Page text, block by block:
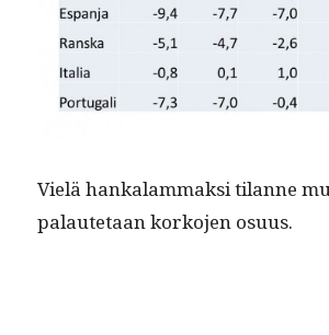
Vielä han­kalam­mak­si tilanne
palaute­taan korko­jen osuus.